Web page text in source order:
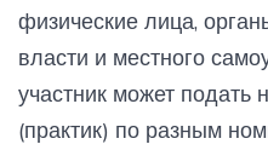
физические лица,
власти и местного
участник может подать
(практик) по разным